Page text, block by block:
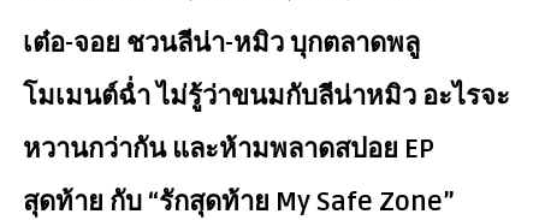
เต๋อ-จอย ชวนลีน่า-หมิว บุกตลาดพลู
โมเมนต์ฉ่ำ ไม่รู้ว่าขนมกับลีน่าหมิว อะไรจะ
หวานกว่ากัน และห้ามพลาดสปอย EP
สุดท้าย กับ “รักสุดท้าย My Safe Zone”